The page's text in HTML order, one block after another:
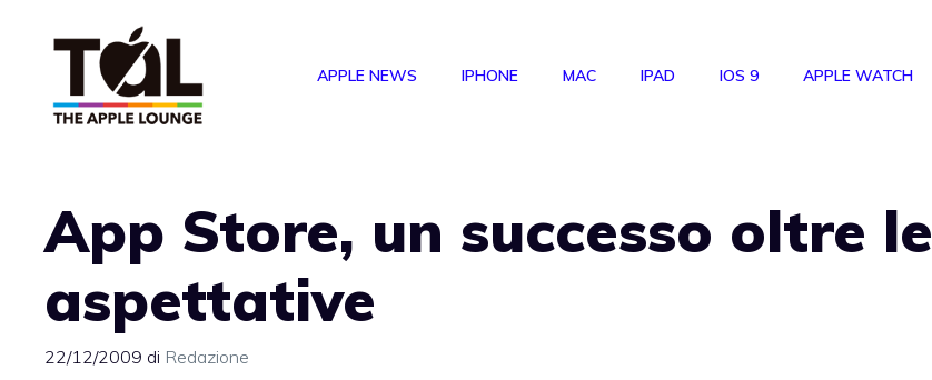
APPLE NEWS IPHONE MAC IPAD IOS 9 APPLE WATCH
App Store, un successo oltre le
aspettative
22/12/2009 di Redazione